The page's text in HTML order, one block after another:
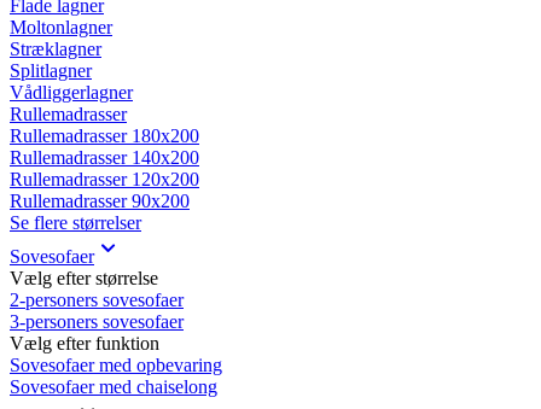
Flade lagner
Moltonlagner
Stræklagner
Splitlagner
Vådliggerlagner
Rullemadrasser
Rullemadrasser 180x200
Rullemadrasser 140x200
Rullemadrasser 120x200
Rullemadrasser 90x200
Se flere størrelser
Sovesofaer
Vælg efter størrelse
2-personers sovesofaer
3-personers sovesofaer
Vælg efter funktion
Sovesofaer med opbevaring
Sovesofaer med chaiselong